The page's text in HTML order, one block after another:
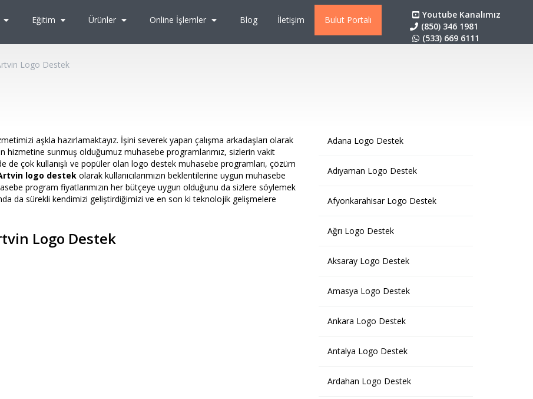
Eğitim Ürünler Online İşlemler Blog İletişim Bulut Portalı
Youtube Kanalımız
(850) 346 1981
(533) 669 6111
Logo Destek
aşkla hazırlamaktayız. İşini severek yapan çalışma arkadaşları olarak
hizmetine sunmuş olduğumuz muhasebe programlarımız, sizlerin vakit
de çok kullanışlı ve popüler olan logo destek muhasebe programları, çözüm
logo destek olarak kullanıcılarımızın beklentilerine uygun muhasebe
program fiyatlarımızın her bütçeye uygun olduğunu da sizlere söylemek
da sürekli kendimizi geliştirdiğimizi ve en son ki teknolojik gelişmelere
Logo Destek
Adana Logo Destek
Adıyaman Logo Destek
Afyonkarahisar Logo Destek
Ağrı Logo Destek
Aksaray Logo Destek
Amasya Logo Destek
Ankara Logo Destek
Antalya Logo Destek
Ardahan Logo Destek